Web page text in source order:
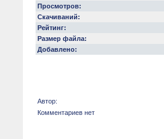
Просмотров:
Скачиваний:
Рейтинг:
Размер файла:
Добавлено:
Автор:
Комментариев нет